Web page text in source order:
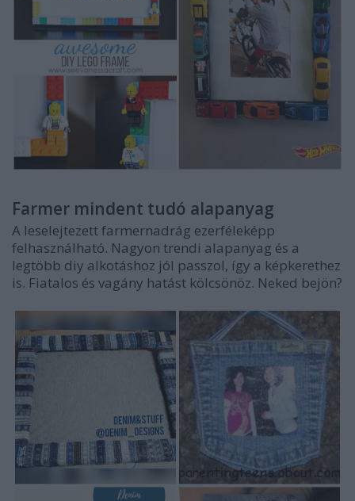
Farmer mindent tudó alapanyag
A leselejtezett farmernadrág ezerféleképp
felhasználható. Nagyon trendi alapanyag és a
legtöbb diy alkotáshoz jól passzol, így a képkerethez
is. Fiatalos és vagány hatást kölcsönöz. Neked bejön?